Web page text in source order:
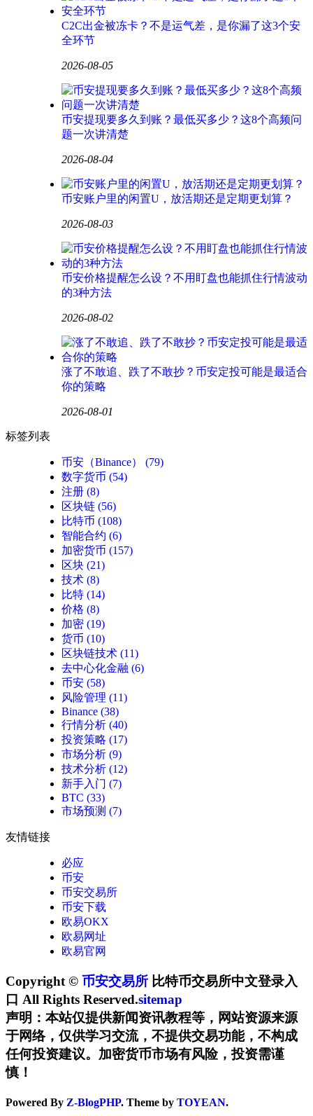
C2C出金被冻卡？不是运气差，是你漏了这3个安
全环节
2026-08-05
币安提现要多久到账？最低买多少？这8个高频问
题一次讲清楚
2026-08-04
币安账户里的闲置U，放活期还是定期更划算？
2026-08-03
币安价格提醒怎么设？不用盯盘也能抓住行情波动
的3种方法
2026-08-02
涨了不敢追、跌了不敢抄？币安定投可能是最适合
你的策略
2026-08-01
标签列表
币安（Binance）
(79)
数字货币 (54)
注册 (8)
区块链 (56)
比特币 (108)
智能合约 (6)
加密货币 (157)
区块 (21)
技术 (8)
比特 (14)
价格 (8)
加密 (19)
货币 (10)
区块链技术 (11)
去中心化金融 (6)
币安 (58)
风险管理 (11)
Binance (38)
行情分析 (40)
投资策略 (17)
市场分析 (9)
技术分析 (12)
新手入门 (7)
BTC (33)
市场预测 (7)
友情链接
必应
币安
币安交易所
币安下载
欧易OKX
欧易网址
欧易官网
Copyright © 币安交易所 比特币交易所中文登录入
口 All Rights Reserved.sitemap
声明：本站仅提供新闻资讯教程等，网站资源来源
于网络，仅供学习交流，不提供交易功能，不构成
任何投资建议。加密货币市场有风险，投资需谨
慎！
Powered By Z-BlogPHP. Theme by TOYEAN.